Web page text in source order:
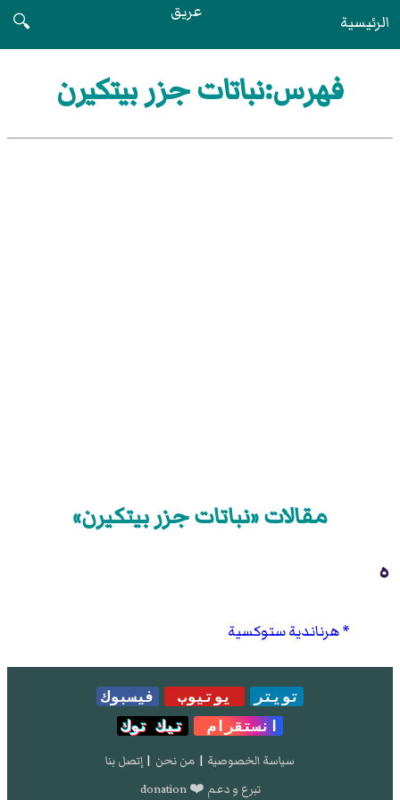
الرئيسية عريق
🔍
فهرس:نباتات جزر بيتكيرن
مقالات «نباتات جزر بيتكيرن»
ه
هرناندية ستوكسية
تويتر يوتيوب
فيسبوك
انستقرام
تيك توك
سياسة الخصوصية | من نحن | إتصل بنا
تبرع و دعم ❤️ donation